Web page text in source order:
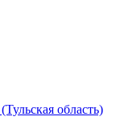
область)